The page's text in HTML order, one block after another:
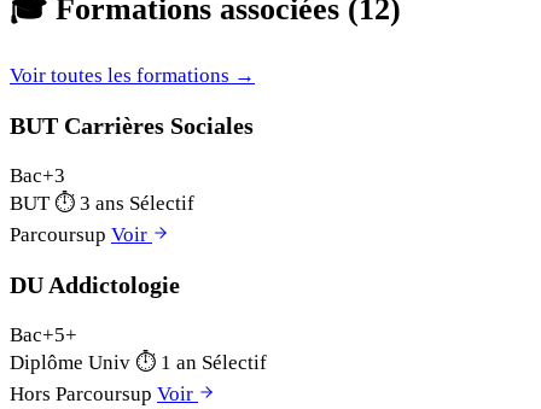
🎓 Formations associées (12)
Voir toutes les formations →
BUT Carrières Sociales
Bac+3
BUT ⏱ 3 ans Sélectif
Parcoursup Voir
DU Addictologie
Bac+5+
Diplôme Univ ⏱ 1 an Sélectif
Hors Parcoursup Voir